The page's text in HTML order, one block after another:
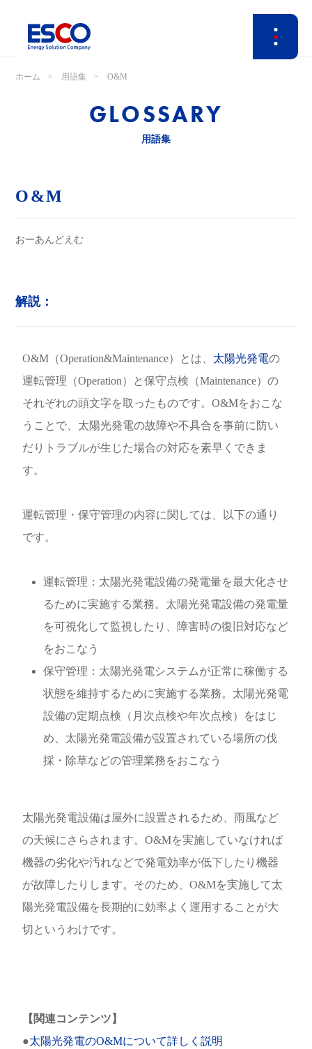
ホーム 用語集 O&M
GLOSSARY
用語集
O&M
おーあんどえむ
解説：
O&M（Operation&Maintenance）とは、 太陽光発電の
運転管理（Operation）と保守点検（Maintenance）の
それぞれの頭文字を取ったものです。O&Mをおこな
うことで、太陽光発電の故障や不具合を事前に防い
だりトラブルが生じた場合の対応を素早くできま
す。
運転管理・保守管理の内容に関しては、以下の通り
です。
運転管理：太陽光発電設備の発電量を最大化させ
るために実施する業務。太陽光発電設備の発電量
を可視化して監視したり、障害時の復旧対応など
をおこなう
保守管理：太陽光発電システムが正常に稼働する
状態を維持するために実施する業務。太陽光発電
設備の定期点検（月次点検や年次点検）をはじ
め、太陽光発電設備が設置されている場所の伐
採・除草などの管理業務をおこなう
太陽光発電設備は屋外に設置されるため、雨風など
の天候にさらされます。O&Mを実施していなければ
機器の劣化や汚れなどで発電効率が低下したり機器
が故障したりします。そのため、O&Mを実施して太
陽光発電設備を長期的に効率よく運用することが大
切というわけです。
【関連コンテンツ】
●太陽光発電のO&Mについて詳しく説明